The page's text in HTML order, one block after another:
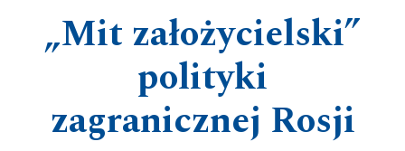
„Mit założycielski”
polityki
zagranicznej Rosji